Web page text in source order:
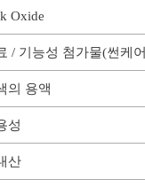
Oxide
/ 기능성 첨가물(썬케
의 용액
성
산